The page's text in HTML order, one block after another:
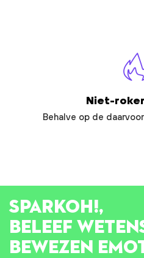
Niet-
Behalve op de
SPARKOH!,
BELEEF
BEWEZEN